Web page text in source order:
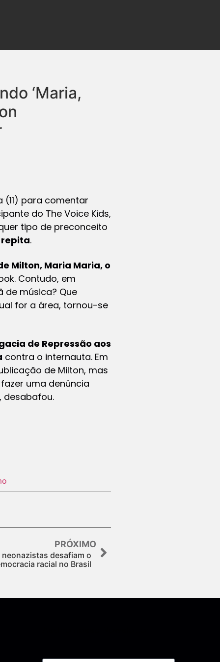
‘Maria,
para comentar
do The Voice Kids,
tipo de preconceito
.
Milton, Maria Maria, o
Contudo, em
de música? Que
for a área, tornou-se
de Repressão aos
contra o internauta. Em
de Milton, mas
uma denúncia
desabafou.
PRÓXIMO
neonazistas desafiam o
racial no Brasil